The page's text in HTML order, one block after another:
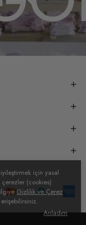
için yasal
(cookies)
Gizlilik ve Çerez
Anladım